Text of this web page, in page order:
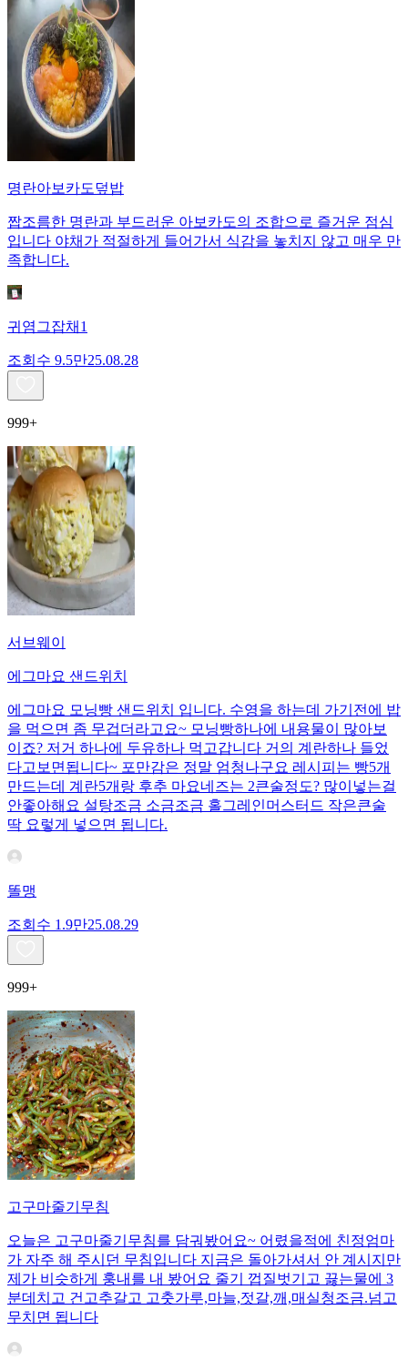
명란아보카도덮밥
짭조름한 명란과 부드러운 아보카도의 조합으로 즐거운 점심
입니다 야채가 적절하게 들어가서 식감을 놓치지 않고 매우 만
족합니다.
귀염그잡채1
조회수 9.5만25.08.28
999+
서브웨이
에그마요 샌드위치
에그마요 모닝빵 샌드위치 입니다. 수영을 하는데 가기전에 밥
을 먹으면 좀 무겁더라고요~ 모닝빵하나에 내용물이 많아보
이죠? 저거 하나에 두유하나 먹고갑니다 거의 계란하나 들었
다고보면됩니다~ 포만감은 정말 엄청나구요 레시피는 빵5개
만드는데 계란5개랑 후추 마요네즈는 2큰술정도? 많이넣는걸
안좋아해요 설탕조금 소금조금 홀그레인머스터드 작은큰술
딱 요렇게 넣으면 됩니다.
똘맹
조회수 1.9만25.08.29
999+
고구마줄기무침
오늘은 고구마줄기무침를 담궈봤어요~ 어렸을적에 친정엄마
가 자주 해 주시던 무침입니다 지금은 돌아가셔서 안 계시지만
제가 비슷하게 훙내를 내 봤어요 줄기 껍질벗기고 끓는물에 3
분데치고 건고추갈고 고춧가루,마늘,젓갈,깨,매실청조금.넘고
무치면 됩니다